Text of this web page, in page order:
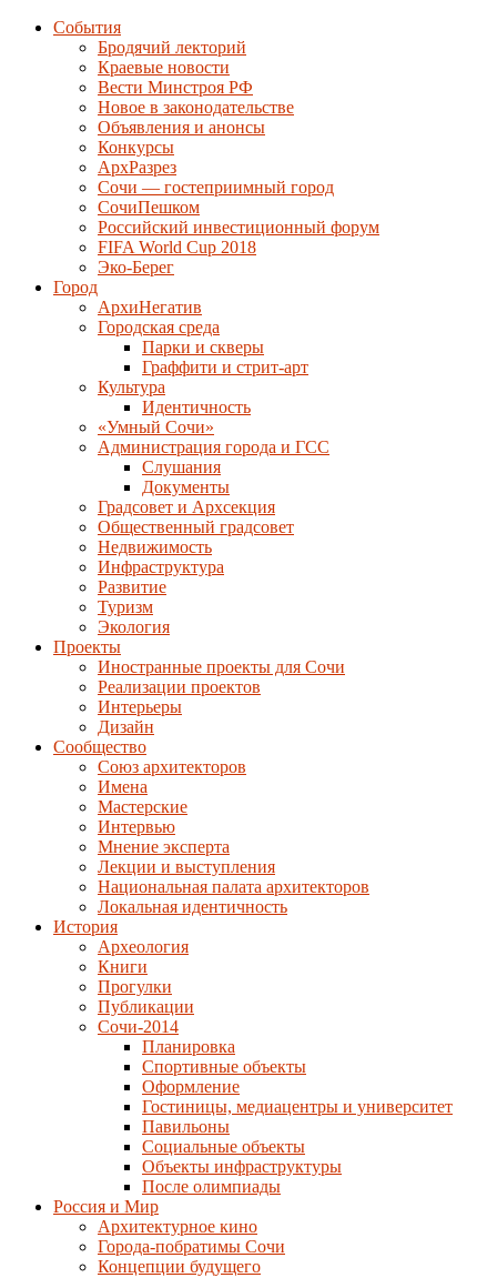
События
Бродячий лекторий
Краевые новости
Вести Минстроя РФ
Новое в законодательстве
Объявления и анонсы
Конкурсы
АрхРазрез
Сочи — гостеприимный город
СочиПешком
Российский инвестиционный форум
FIFA World Cup 2018
Эко-Берег
Город
АрхиНегатив
Городская среда
Парки и скверы
Граффити и стрит-арт
Культура
Идентичность
«Умный Сочи»
Администрация города и ГСС
Слушания
Документы
Градсовет и Архсекция
Общественный градсовет
Недвижимость
Инфраструктура
Развитие
Туризм
Экология
Проекты
Иностранные проекты для Сочи
Реализации проектов
Интерьеры
Дизайн
Сообщество
Союз архитекторов
Имена
Мастерские
Интервью
Мнение эксперта
Лекции и выступления
Национальная палата архитекторов
Локальная идентичность
История
Археология
Книги
Прогулки
Публикации
Сочи-2014
Планировка
Спортивные объекты
Оформление
Гостиницы, медиацентры и университет
Павильоны
Социальные объекты
Объекты инфраструктуры
После олимпиады
Россия и Мир
Архитектурное кино
Города-побратимы Сочи
Концепции будущего